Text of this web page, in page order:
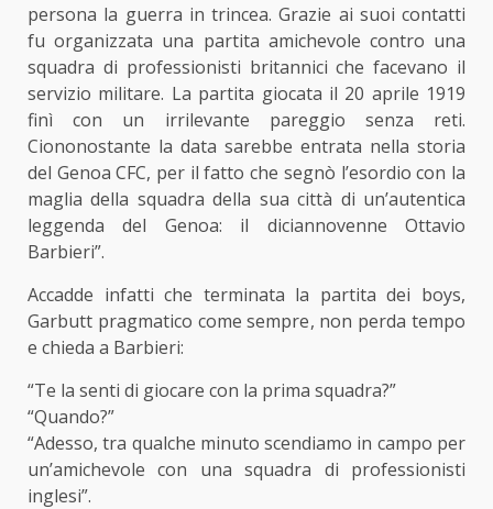
persona la guerra in trincea. Grazie ai suoi contatti
fu organizzata una partita amichevole contro una
squadra di professionisti britannici che facevano il
servizio militare. La partita giocata il 20 aprile 1919
finì con un irrilevante pareggio senza reti.
Ciononostante la data sarebbe entrata nella storia
del Genoa CFC, per il fatto che segnò l’esordio con la
maglia della squadra della sua città di un’autentica
leggenda del Genoa: il diciannovenne Ottavio
Barbieri”.
Accadde infatti che terminata la partita dei boys,
Garbutt pragmatico come sempre, non perda tempo
e chieda a Barbieri:
“Te la senti di giocare con la prima squadra?”
“Quando?”
“Adesso, tra qualche minuto scendiamo in campo per
un’amichevole con una squadra di professionisti
inglesi”.